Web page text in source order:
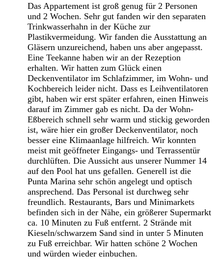
Das Appartement ist groß genug für 2 Personen
und 2 Wochen. Sehr gut fanden wir den separaten
Trinkwasserhahn in der Küche zur
Plastikvermeidung. Wir fanden die Ausstattung an
Gläsern unzureichend, haben uns aber angepasst.
Eine Teekanne haben wir an der Rezeption
erhalten. Wir hatten zum Glück einen
Deckenventilator im Schlafzimmer, im Wohn- und
Kochbereich leider nicht. Dass es Leihventilatoren
gibt, haben wir erst später erfahren, einen Hinweis
darauf im Zimmer gab es nicht. Da der Wohn-
Eßbereich schnell sehr warm und stickig geworden
ist, wäre hier ein großer Deckenventilator, noch
besser eine Klimaanlage hilfreich. Wir konnten
meist mit geöffneter Eingangs- und Terrassentür
durchlüften. Die Aussicht aus unserer Nummer 14
auf den Pool hat uns gefallen. Generell ist die
Punta Marina sehr schön angelegt und optisch
ansprechend. Das Personal ist durchweg sehr
freundlich. Restaurants, Bars und Minimarkets
befinden sich in der Nähe, ein größerer Supermarkt
ca. 10 Minuten zu Fuß entfernt. 2 Strände mit
Kieseln/schwarzem Sand sind in unter 5 Minuten
zu Fuß erreichbar. Wir hatten schöne 2 Wochen
und würden wieder einbuchen.